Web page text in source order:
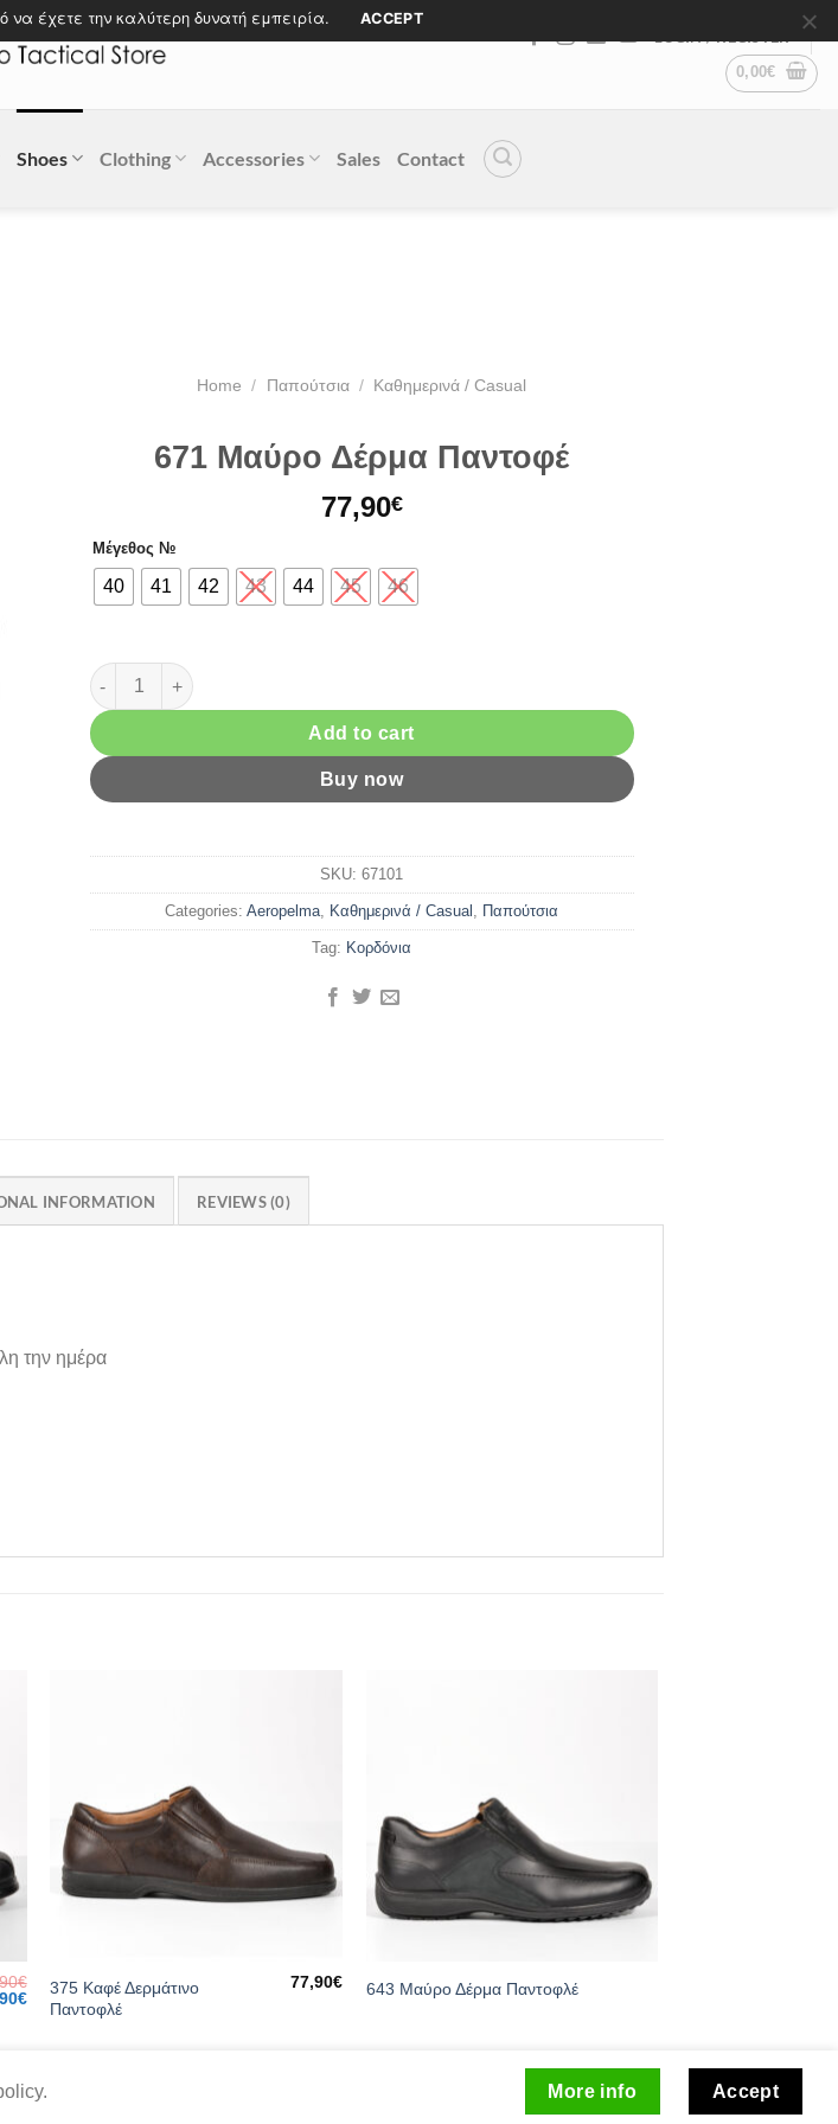
0,00€
Shoes Clothing Accessories Sales Contact
Home / Παπούτσια / Kαθημερινά / Casual
671 Μαύρο Δέρμα Παντοφέ
77,90€
Μέγεθος №
40 41 42 43 44 45 46
671 Μαύρο Δέρμα Παντοφέ quantity
Add to cart
Buy now
SKU: 67101
Categories: Aeropelma, Kαθημερινά / Casual , Παπούτσια
Tag: Κορδόνια
INFORMATION REVIEWS (0)
την ημέρα
€
€Current
price
375 Καφέ Δερμάτινο
Παντοφλέ
77,90€ 643 Μαύρο Δέρμα Παντοφλέ
More info Accept
να έχετε την καλύτερη δυνατή εμπειρία. ACCEPT